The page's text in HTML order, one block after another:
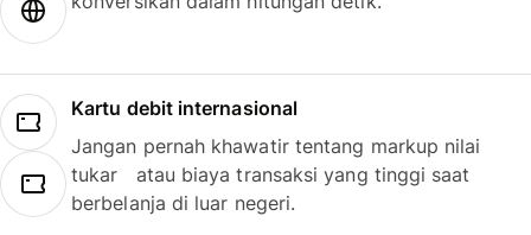
Kartu debit internasional
Jangan pernah khawatir tentang markup nilai
tukar atau biaya transaksi yang tinggi saat
berbelanja di luar negeri.